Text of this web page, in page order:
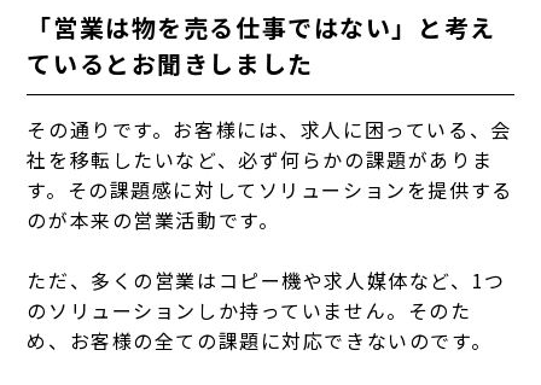
「営業は物を売る仕事ではない」と考え
ているとお聞きしました
その通りです。お客様には、求人に困っている、会
社を移転したいなど、必ず何らかの課題がありま
す。その課題感に対してソリューションを提供する
のが本来の営業活動です。
ただ、多くの営業はコピー機や求人媒体など、1つ
のソリューションしか持っていません。そのた
め、お客様の全ての課題に対応できないのです。